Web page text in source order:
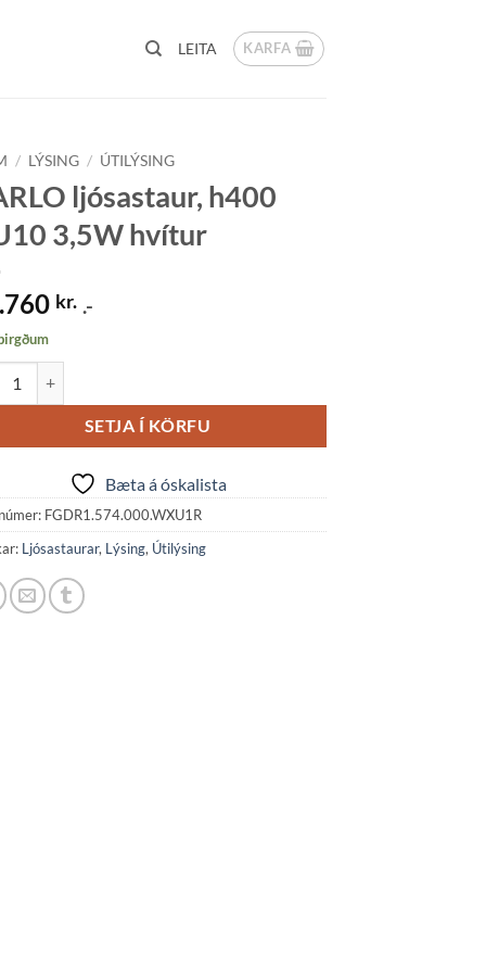
LEITA KARFA
/ LÝSING / ÚTILÝSING
ljósastaur, h400
3,5W hvítur
kr. .-
SETJA Í KÖRFU
Bæta á óskalista
FGDR1.574.000.WXU1R
Ljósastaurar, Lýsing, Útilýsing